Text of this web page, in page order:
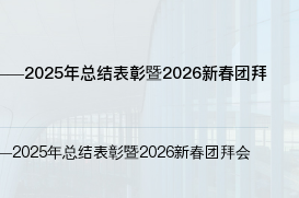
年总结表彰暨2026新春团拜
年总结表彰暨2026新春团拜会